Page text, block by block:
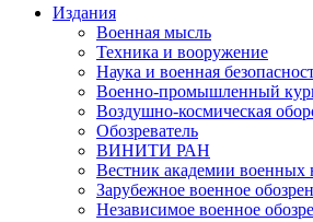
Издания
Военная мысль
Техника и вооружение
Наука и военная
Военно-промышленный
Воздушно-космическая
Обозреватель
ВИНИТИ РАН
Вестник академии военных
Зарубежное военное
Независимое военное